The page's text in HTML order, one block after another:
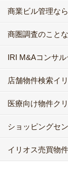
商業ビル管理な
商圏調査のこと
IRI M&Aコンサ
店舗物件検索イ
医療向け物件ク
ショッピングセ
イリオス売買物